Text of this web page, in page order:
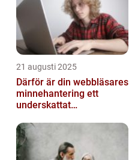
21 augusti 2025
Därför är din webbläsares
minnehantering ett
underskattat